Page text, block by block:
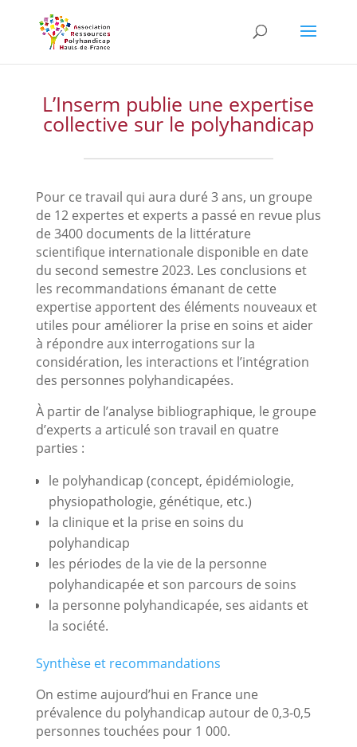
content
L’Inserm publie une expertise
collective sur le polyhandicap
Pour ce travail qui aura duré 3 ans, un groupe
de 12 expertes et experts a passé en revue plus
de 3400 documents de la littérature
scientifique internationale disponible en date
du second semestre 2023. Les conclusions et
les recommandations émanant de cette
expertise apportent des éléments nouveaux et
utiles pour améliorer la prise en soins et aider
à répondre aux interrogations sur la
considération, les interactions et l’intégration
des personnes polyhandicapées.
À partir de l’analyse bibliographique, le groupe
d’experts a articulé son travail en quatre
parties :
le polyhandicap (concept, épidémiologie,
physiopathologie, génétique, etc.)
la clinique et la prise en soins du
polyhandicap
les périodes de la vie de la personne
polyhandicapée et son parcours de soins
la personne polyhandicapée, ses aidants et
la société.
Synthèse et recommandations
On estime aujourd’hui en France une
prévalence du polyhandicap autour de 0,3-0,5
personnes touchées pour 1 000.